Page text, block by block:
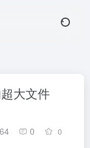
大文件
0 0